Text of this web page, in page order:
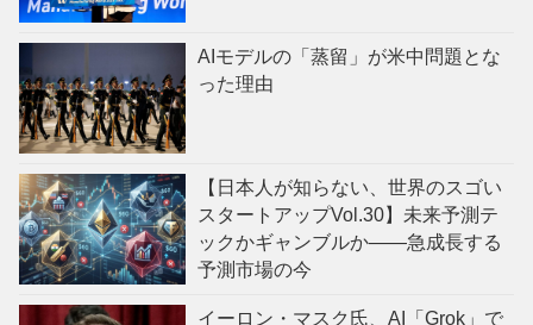
AIモデルの「蒸留」が米中問題とな
った理由
【日本人が知らない、世界のスゴい
スタートアップVol.30】未来予測テ
ックかギャンブルか——急成長する
予測市場の今
イーロン・マスク氏、AI「Grok」で